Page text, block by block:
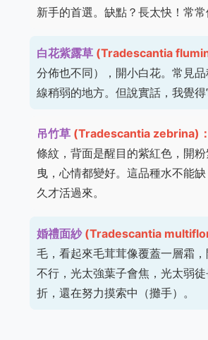
新手的首選。缺點？長太快！常常
白花紫露草 (Tradescantia
分佈也不同），開小白花。常見
線稍弱的地方。但說實話，我覺
吊竹草 (Tradescantia zebrina)：
條紋，背面是醒目的紫紅色，開
曳，心情都變好。這品種水不能
久才活過來。
婚禮面紗(Tradescantia
毛，看起來毛茸茸像覆蓋一層霜
不行，光太強葉子會焦，光太弱
折，還在努力摸索中（攤手）。